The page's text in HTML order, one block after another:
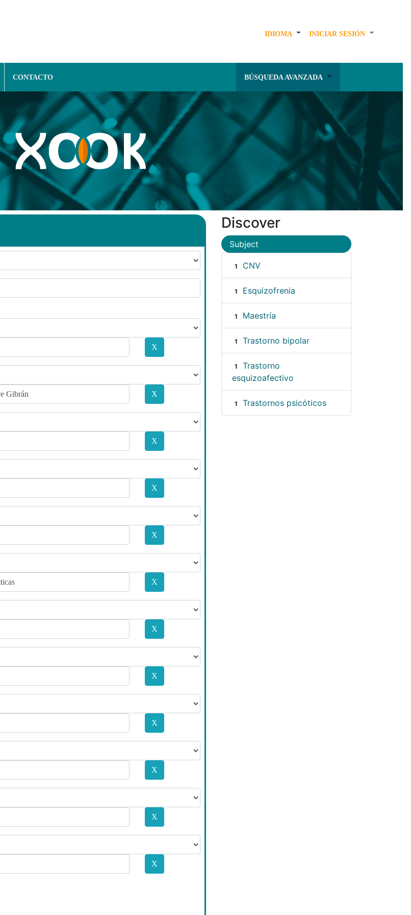
IDIOMA INICIAR SESIÓN
CONTACTO BÚSQUEDA AVANZADA
Discover
Subject
1 CNV
1 Esquizofrenia
1 Maestría
1 Trastorno bipolar
1
Trastorno
esquizoafectivo
1 Trastornos psicóticos